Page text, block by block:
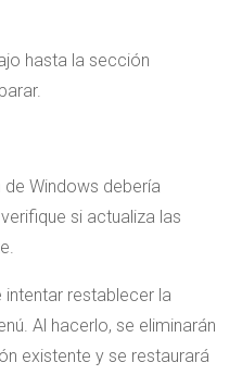
hasta la sección
Windows debería
si actualiza las
intentar restablecer la
Al hacerlo, se eliminarán
existente y se restaurará